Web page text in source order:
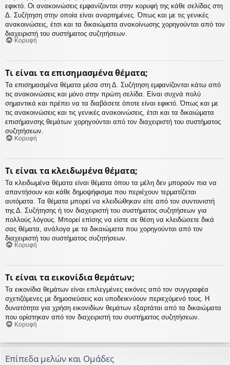
εφικτό. Οι ανακοινώσεις εμφανίζονται στην κορυφή της κάθε σελίδας στη
Δ. Συζήτηση στην οποία είναι αναρτημένες. Όπως και με τις γενικές
ανακοινώσεις, έτσι και τα δικαιώματα ανακοίνωσης χορηγούνται από τον
διαχειριστή του συστήματος συζητήσεων.
Κορυφή
Τι είναι τα επισημασμένα θέματα;
Τα επισημασμένα θέματα μέσα στη Δ. Συζήτηση εμφανίζονται κάτω από
τις ανακοινώσεις και μόνο στην πρώτη σελίδα. Είναι συχνά πολύ
σημαντικά και πρέπει να τα διαβάσετε όποτε είναι εφικτό. Όπως και με
τις ανακοινώσεις και τις γενικές ανακοινώσεις, έτσι και τα δικαιώματα
επισήμανσης θεμάτων χορηγούνται από τον διαχειριστή του συστήματος
συζητήσεων.
Κορυφή
Τι είναι τα κλειδωμένα θέματα;
Τα κλειδωμένα θέματα είναι θέματα όπου τα μέλη δεν μπορούν πια να
απαντήσουν και κάθε δημοψήφισμα που περιέχουν τερματίζεται
αυτόματα. Τα θέματα μπορεί να κλειδώθηκαν είτε από τον συντονιστή
της Δ. Συζήτησης ή τον διαχειριστή του συστήματος συζητήσεων για
πολλούς λόγους. Μπορεί επίσης να είστε σε θέση να κλειδώσετε δικά
σας θέματα, ανάλογα με τα δικαιώματα που χορηγούνται από τον
διαχειριστή του συστήματος συζητήσεων.
Κορυφή
Τι είναι τα εικονίδια θεμάτων;
Τα εικονίδια θεμάτων είναι επιλεγμένες εικόνες από τον συγγραφέα
σχετιζόμενες με δημοσιεύσεις και υποδεικνύουν περιεχόμενό τους. Η
δυνατότητα για χρήση εικονιδίων θεμάτων εξαρτάται από τα δικαιώματα
που ορίστηκαν από τον διαχειριστή του συστήματος συζητήσεων.
Κορυφή
Επίπεδα μελών και Ομάδες